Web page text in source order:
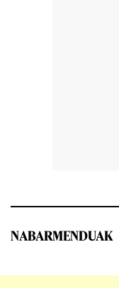
NABARMENDUAK